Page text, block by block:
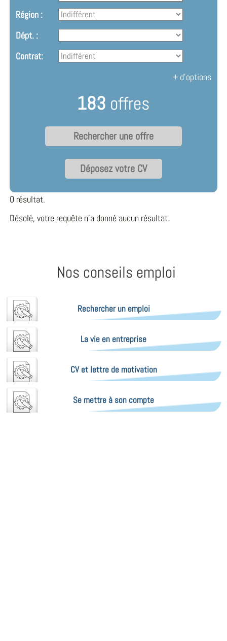
Région :
Dépt. :
Contrat:
+ d'options
183 offres
Déposez votre CV
0 résultat.
Désolé, votre requête n'a donné aucun résultat.
Nos conseils emploi
Rechercher un emploi
La vie en entreprise
CV et lettre de motivation
Se mettre à son compte